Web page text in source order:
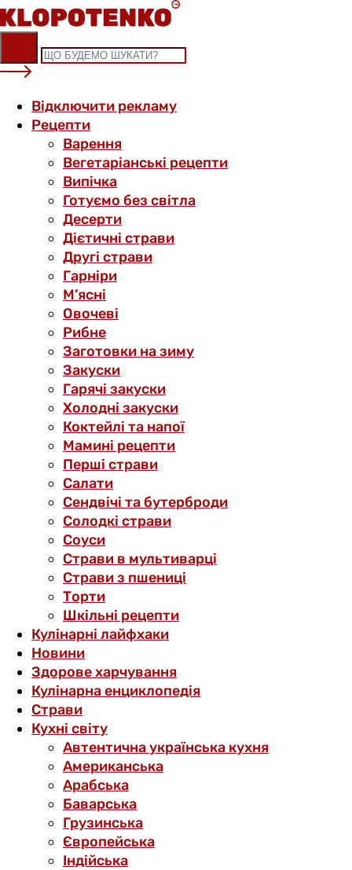
Skip
to
content
Відключити рекламу
Рецепти
Варення
Вегетаріанські рецепти
Випічка
Готуємо без світла
Десерти
Дієтичні страви
Другі страви
Гарніри
М’ясні
Овочеві
Рибне
Заготовки на зиму
Закуски
Гарячі закуски
Холодні закуски
Коктейлі та напої
Мамині рецепти
Перші страви
Салати
Сендвічі та бутерброди
Солодкі страви
Соуси
Страви в мультиварці
Страви з пшениці
Торти
Шкільні рецепти
Кулінарні лайфхаки
Новини
Здорове харчування
Кулінарна енциклопедія
Страви
Кухні світу
Автентична українська кухня
Американська
Арабська
Баварська
Грузинська
Європейська
Індійська